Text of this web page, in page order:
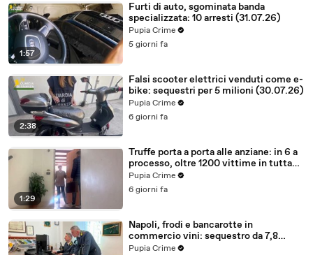
1:57
Furti di auto, sgominata banda
specializzata: 10 arresti (31.07.26)
Pupia Crime
5 giorni fa
2:38
Falsi scooter elettrici venduti come e-
bike: sequestri per 5 milioni (30.07.26)
Pupia Crime
6 giorni fa
1:29
Truffe porta a porta alle anziane: in 6 a
processo, oltre 1200 vittime in tutta
Italia (30.07.26)
Pupia Crime
6 giorni fa
Napoli, frodi e bancarotte in
commercio vini: sequestro da 7,8
milioni (30.07.26)
Pupia Crime